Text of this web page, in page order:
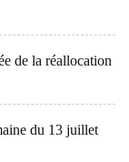
de la réallocation
du 13 juillet